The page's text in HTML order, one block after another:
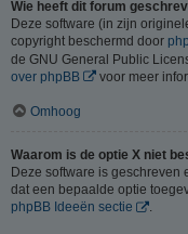
Wie heeft dit forum
Deze software (in zijn
copyright beschermd door
de GNU General Public
over phpBB
voor meer
Omhoog
Waarom is de optie X niet
Deze software is geschreven
dat een bepaalde optie
phpBB Ideeën sectie
.